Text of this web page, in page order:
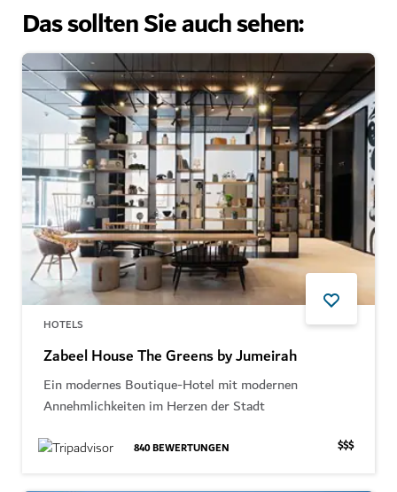
Das sollten Sie auch sehen:
HOTELS
Zabeel House The Greens by Jumeirah
Ein modernes Boutique-Hotel mit modernen
Annehmlichkeiten im Herzen der Stadt
840BEWERTUNGEN $$$